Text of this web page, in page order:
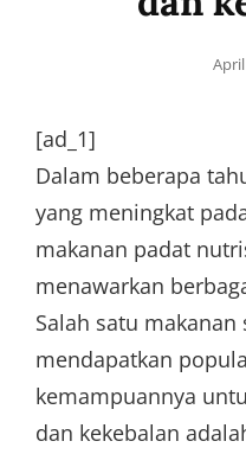
[ad_1]
Dalam beberapa
yang meningkat
makanan padat
menawarkan
Salah satu
mendapatkan
kemampuannya
dan kekebalan